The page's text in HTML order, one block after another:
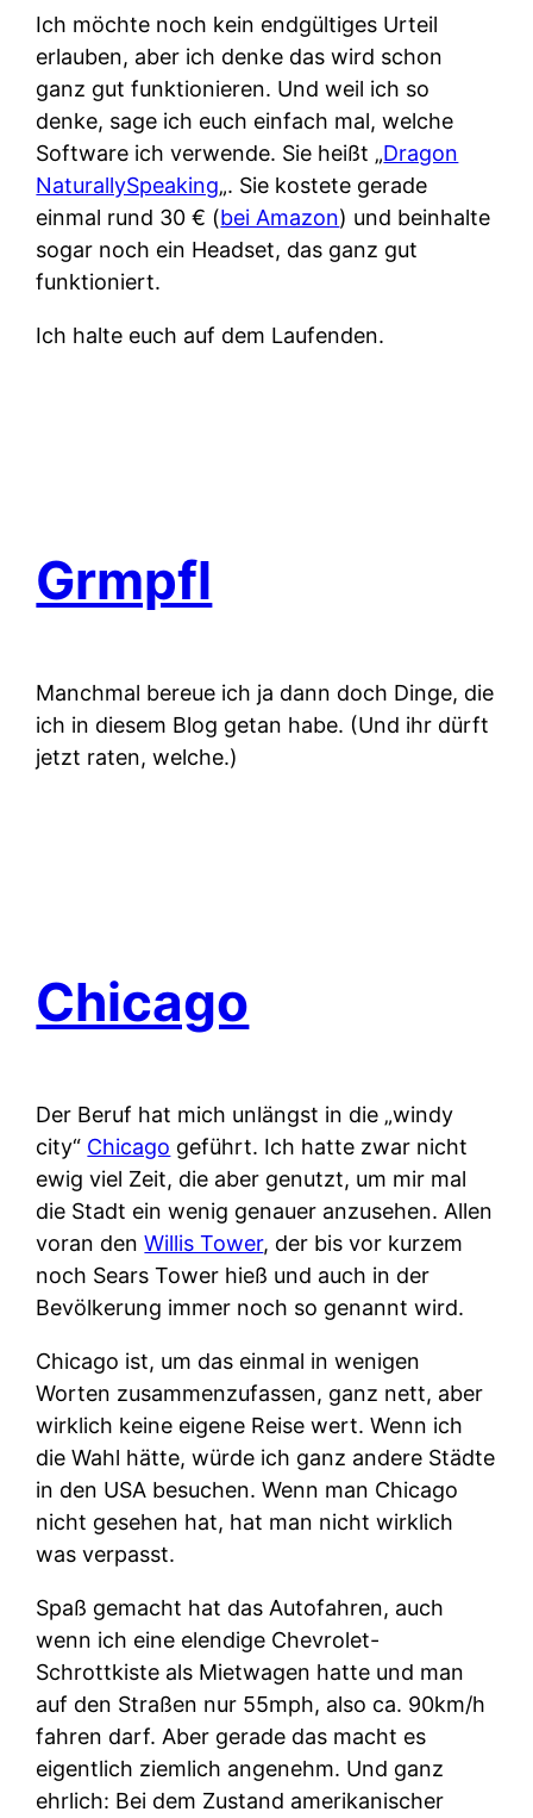
Ich möchte noch kein endgültiges Urteil
erlauben, aber ich denke das wird schon
ganz gut funktionieren. Und weil ich so
denke, sage ich euch einfach mal, welche
Software ich verwende. Sie heißt „Dragon
NaturallySpeaking„. Sie kostete gerade
einmal rund 30 € (bei Amazon) und beinhalte
sogar noch ein Headset, das ganz gut
funktioniert.
Ich halte euch auf dem Laufenden.
Grmpfl
Manchmal bereue ich ja dann doch Dinge, die
ich in diesem Blog getan habe. (Und ihr dürft
jetzt raten, welche.)
Chicago
Der Beruf hat mich unlängst in die „windy
city“ Chicago geführt. Ich hatte zwar nicht
ewig viel Zeit, die aber genutzt, um mir mal
die Stadt ein wenig genauer anzusehen. Allen
voran denWillis Tower, der bis vor kurzem
noch Sears Tower hieß und auch in der
Bevölkerung immer noch so genannt wird.
Chicago ist, um das einmal in wenigen
Worten zusammenzufassen, ganz nett, aber
wirklich keine eigene Reise wert. Wenn ich
die Wahl hätte, würde ich ganz andere Städte
in den USA besuchen. Wenn man Chicago
nicht gesehen hat, hat man nicht wirklich
was verpasst.
Spaß gemacht hat das Autofahren, auch
wenn ich eine elendige Chevrolet-
Schrottkiste als Mietwagen hatte und man
auf den Straßen nur 55mph, also ca. 90km/h
fahren darf. Aber gerade das macht es
eigentlich ziemlich angenehm. Und ganz
ehrlich: Bei dem Zustand amerikanischer